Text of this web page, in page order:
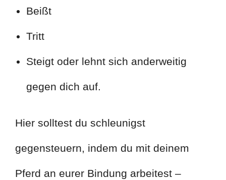
Beißt
Tritt
Steigt oder lehnt sich anderweitig
gegen dich auf.
Hier solltest du schleunigst
gegensteuern, indem du mit deinem
Pferd an eurer Bindung arbeitest –